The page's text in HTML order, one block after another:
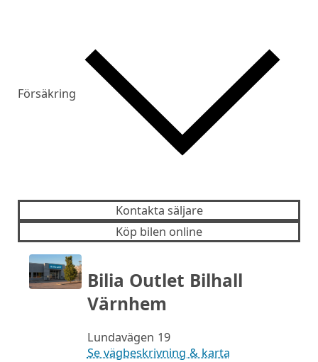
Försäkring
Kontakta säljare
Köp bilen online
Bilia Outlet Bilhall
Värnhem
Lundavägen 19
Se vägbeskrivning & karta